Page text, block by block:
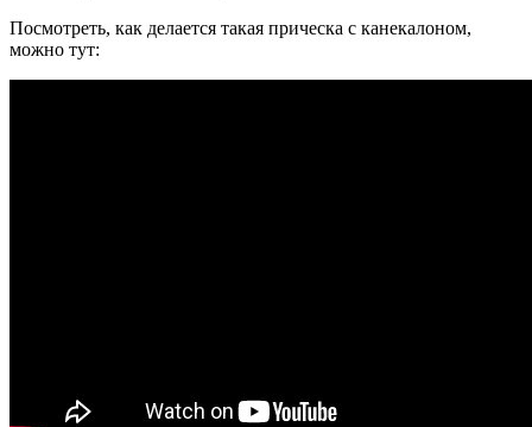
Посмотреть, как делается такая прическа с канекалоном,
можно тут: